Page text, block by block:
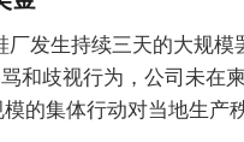
厂发生持续三天的大规模
和歧视行为，公司未在
的集体行动对当地生产